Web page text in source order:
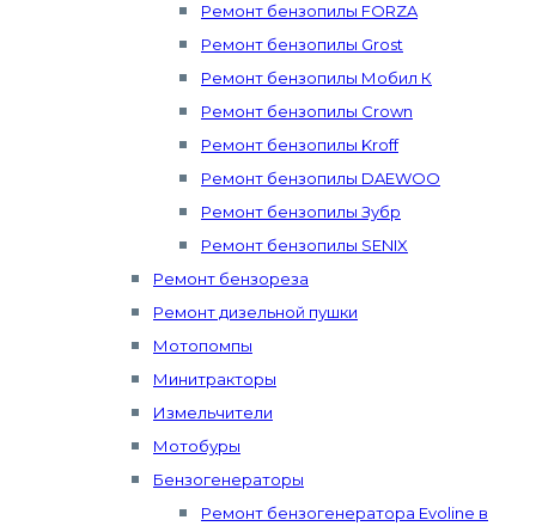
Ремонт бензопилы FORZA
Ремонт бензопилы Grost
Ремонт бензопилы Мобил К
Ремонт бензопилы Crown
Ремонт бензопилы Kroff
Ремонт бензопилы DAEWOO
Ремонт бензопилы Зубр
Ремонт бензопилы SENIX
Ремонт бензореза
Ремонт дизельной пушки
Мотопомпы
Минитракторы
Измельчители
Мотобуры
Бензогенераторы
Ремонт бензогенератора Evoline в